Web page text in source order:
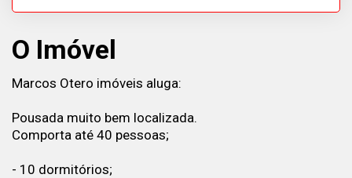
O Imóvel
Marcos Otero imóveis aluga:
Pousada muito bem localizada.
Comporta até 40 pessoas;
- 10 dormitórios;